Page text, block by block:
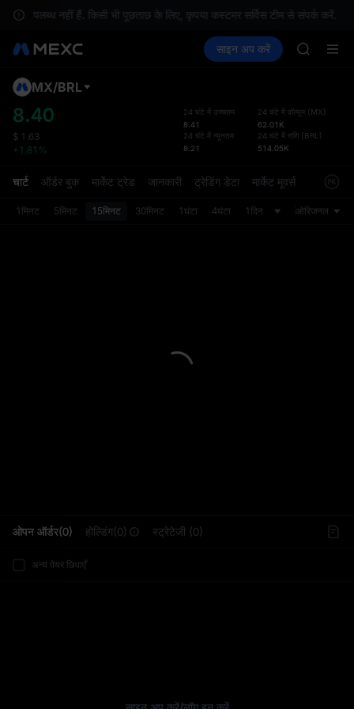
उपलब्ध नहीं हैं. किसी भी पूछताछ के लिए, कृपया कस्टमर सर्विस टीम से संपर्क करें.
स्पॉट फ़्यूचर्स UNITREE कमाएँ
साइन अप करें
SKYAI
HFT
SPCX
HFT
SPCX
को
MX/BRL
8.40
$ 1.63
+1.81%
24 घंटे में उच्चतम
8.41
24 घंटे में न्यूनतम
8.21
24 घंटे में वॉल्यूम (MX)
62.01K
24 घंटे में राशि (BRL )
514.05K
चार्ट ऑर्डर बुक मार्केट ट्रेड जानकारी ट्रेडिंग डेटा मार्केट मूवर्स
1मिनट 5मिनट 15मिनट 30मिनट 1घंटा 4घंटा 1दिन ओरिजनल
ओपन ऑर्डर(0) होल्डिंग(0) स्ट्रेटेजी (0)
अन्य पेयर छिपाएँ